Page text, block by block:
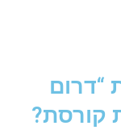
“דרום
קורסת?